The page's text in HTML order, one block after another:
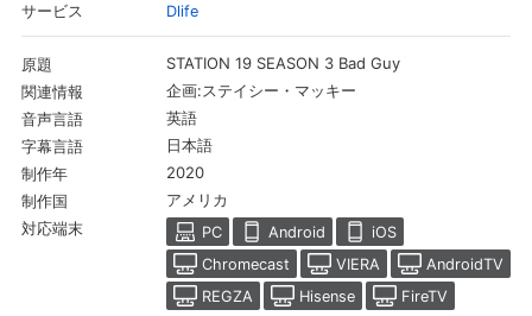
会員設定 会員情報
基本情報、本人連絡先、パスワード 、クレ
ジットカード情報の変更が可能です。
サービス Dlife
原題 STATION 19 SEASON 3 Bad Guy
関連情報 企画:ステイシー・マッキー
音声言語 英語
字幕言語 日本語
制作年 2020
制作国 アメリカ
対応端末 PC Android
iOS
Chromecast
VIERA
AndroidTV
REGZA
Hisense
FireTV